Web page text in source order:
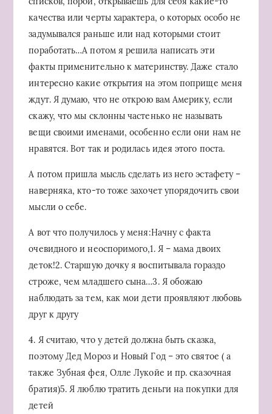
качества или черты характера, о которых особо не
задумывался раньше или над которыми стоит
поработать…А потом я решила написать эти
факты применительно к материнству. Даже стало
интересно какие открытия на этом поприще меня
ждут. Я думаю, что не открою вам Америку, если
скажу, что мы склонны частенько не называть
вещи своими именами, особенно если они нам не
нравятся. Вот так и родилась идея этого поста.
А потом пришла мысль сделать из него эстафету –
наверняка, кто-то тоже захочет упорядочить свои
мысли о себе.
А вот что получилось у меня:Начну с факта
очевидного и неоспоримого,1. Я – мама двоих
деток!2. Старшую дочку я воспитывала гораздо
строже, чем младшего сына…3. Я обожаю
наблюдать за тем, как мои дети проявляют любовь
друг к другу
4. Я считаю, что у детей должна быть сказка,
поэтому Дед Мороз и Новый Год – это святое ( а
также Зубная фея, Олле Лукойе и пр. сказочная
братия)5. Я люблю тратить деньги на покупки для
детей